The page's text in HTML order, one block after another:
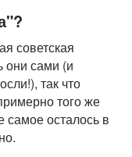
советская
они сами (и
так что
того же
самое осталось в